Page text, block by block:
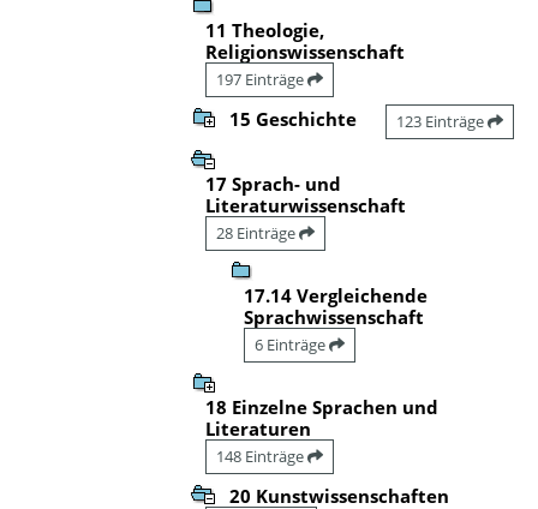
11 Theologie,
Religionswissenschaft
197 Einträge
15 Geschichte 123 Einträge
17 Sprach- und
Literaturwissenschaft
28 Einträge
17.14 Vergleichende
Sprachwissenschaft
6 Einträge
18 Einzelne Sprachen und
Literaturen
148 Einträge
20 Kunstwissenschaften